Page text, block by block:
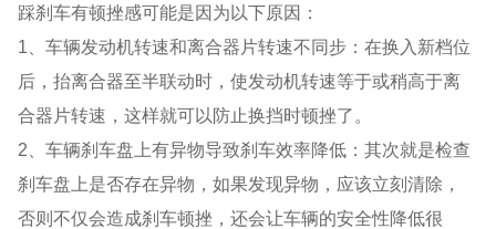
踩刹车有顿挫感可能是因为以下原因：
1、车辆发动机转速和离合器片转速不同步：在换入新档位
后，抬离合器至半联动时，使发动机转速等于或稍高于离
合器片转速，这样就可以防止换挡时顿挫了。
2、车辆刹车盘上有异物导致刹车效率降低：其次就是检查
刹车盘上是否存在异物，如果发现异物，应该立刻清除，
否则不仅会造成刹车顿挫，还会让车辆的安全性降低很